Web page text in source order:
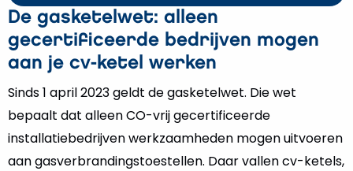
De gasketelwet: alleen
gecertificeerde bedrijven mogen
aan je cv-ketel werken
Sinds 1 april 2023 geldt de gasketelwet. Die wet
bepaalt dat alleen CO-vrij gecertificeerde
installatiebedrijven werkzaamheden mogen uitvoeren
aan gasverbrandingstoestellen. Daar vallen cv-ketels,